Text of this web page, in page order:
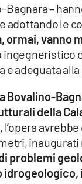
Bagnara –
adottando le
ormai, vanno
e adeguata
Bovalino-
della
inaugurati
problemi
idrogeologico,